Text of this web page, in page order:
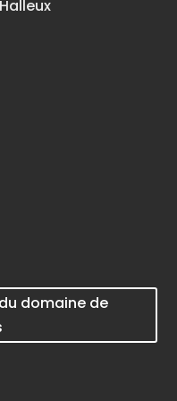
domaine de